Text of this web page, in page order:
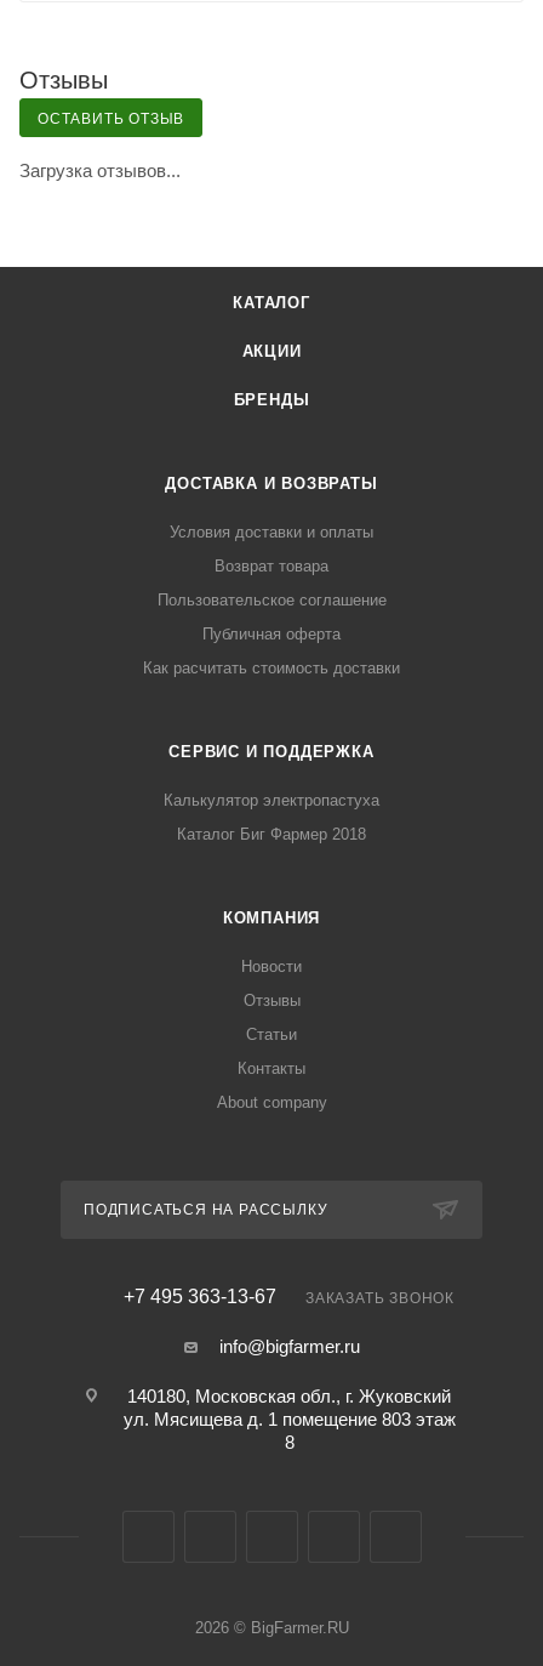
Отзывы
ОСТАВИТЬ ОТЗЫВ
Загрузка отзывов...
КАТАЛОГ
АКЦИИ
БРЕНДЫ
ДОСТАВКА И ВОЗВРАТЫ
Условия доставки и оплаты
Возврат товара
Пользовательское соглашение
Публичная оферта
Как расчитать стоимость доставки
СЕРВИС И ПОДДЕРЖКА
Калькулятор электропастуха
Каталог Биг Фармер 2018
КОМПАНИЯ
Новости
Отзывы
Статьи
Контакты
About company
ПОДПИСАТЬСЯ НА РАССЫЛКУ
+7 495 363-13-67 ЗАКАЗАТЬ ЗВОНОК
info@bigfarmer.ru
140180, Московская обл., г. Жуковский
ул. Мясищева д. 1 помещение 803 этаж
8
2026 © BigFarmer.RU